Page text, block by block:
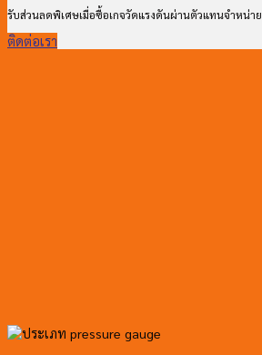
รับส่วนลดพิเศษเมื่อซื้อเกจวัดแรงดันผ่านตัวแทนจำหน่าย
ติดต่อเรา